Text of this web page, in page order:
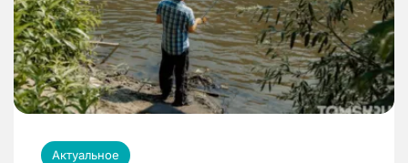
Актуальное